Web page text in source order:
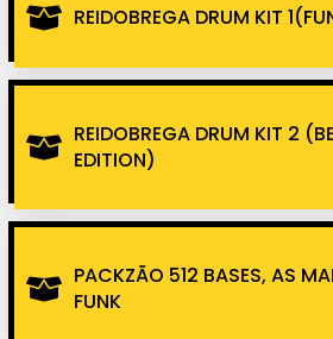
REIDOBREGA DRUM KIT
REIDOBREGA DRUM KIT 2
EDITION)
PACKZÃO 512 BASES, AS
FUNK